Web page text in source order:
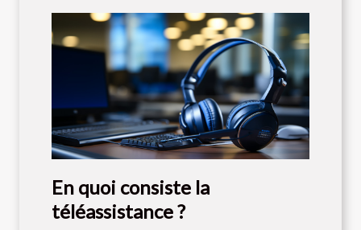
En quoi consiste la
téléassistance ?